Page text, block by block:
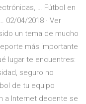
… Fútbol en
02/04/2018 · Ver
un tema de mucho
más importante
lugar te encuentres:
seguro no
de tu equipo
a Internet decente se